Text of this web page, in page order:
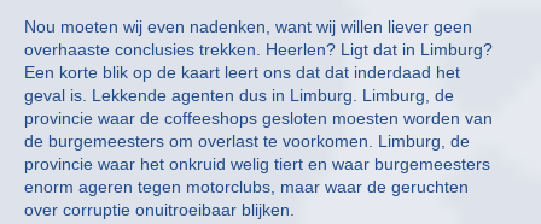
Nou moeten wij even nadenken, want wij willen liever geen
overhaaste conclusies trekken. Heerlen? Ligt dat in Limburg?
Een korte blik op de kaart leert ons dat dat inderdaad het
geval is. Lekkende agenten dus in Limburg. Limburg, de
provincie waar de coffeeshops gesloten moesten worden van
de burgemeesters om overlast te voorkomen. Limburg, de
provincie waar het onkruid welig tiert en waar burgemeesters
enorm ageren tegen motorclubs, maar waar de geruchten
over corruptie onuitroeibaar blijken.